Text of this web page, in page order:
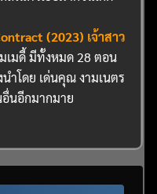
(2023) เจ้าสาว
เมดี้ มีทั้งหมด 28 ตอน
ำโดย เด่นคุณ งามเนตร
นอีกมากมาย